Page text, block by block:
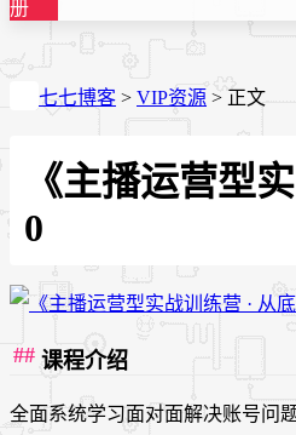
册
七七博客 > VIP资源 > 正文
《主播运营型
0
课程介绍
全面系统学习面对面解决账号问